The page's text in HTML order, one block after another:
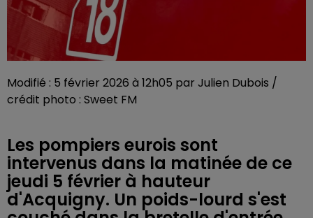
Modifié : 5 février 2026 à 12h05 par Julien Dubois /
crédit photo : Sweet FM
Les pompiers eurois sont
intervenus dans la matinée de ce
jeudi 5 février à hauteur
d'Acquigny. Un poids-lourd s'est